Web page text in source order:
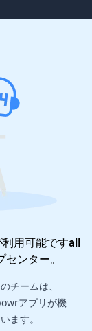
用可能ですall
センター。
チームは、
アプリが機
ます。